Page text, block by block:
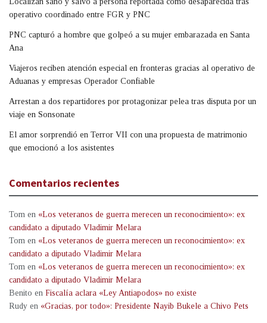
operativo coordinado entre FGR y PNC
PNC capturó a hombre que golpeó a su mujer embarazada en Santa
Ana
Viajeros reciben atención especial en fronteras gracias al operativo de
Aduanas y empresas Operador Confiable
Arrestan a dos repartidores por protagonizar pelea tras disputa por un
viaje en Sonsonate
El amor sorprendió en Terror VII con una propuesta de matrimonio
que emocionó a los asistentes
Comentarios recientes
Tom en «Los veteranos de guerra merecen un reconocimiento»: ex
candidato a diputado Vladimir Melara
Tom en «Los veteranos de guerra merecen un reconocimiento»: ex
candidato a diputado Vladimir Melara
Tom en «Los veteranos de guerra merecen un reconocimiento»: ex
candidato a diputado Vladimir Melara
Benito en Fiscalía aclara «Ley Antiapodos» no existe
Rudy en «Gracias, por todo»: Presidente Nayib Bukele a Chivo Pets